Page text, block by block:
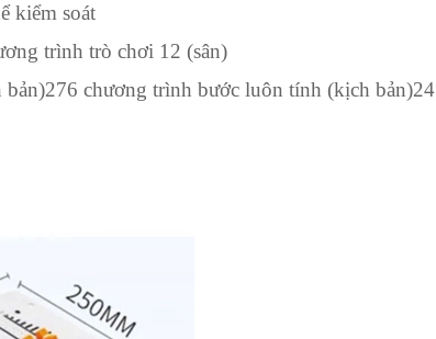
kiểm soát
trình trò chơi 12 (sân)
chương trình bước luôn tính (kịch bản)24